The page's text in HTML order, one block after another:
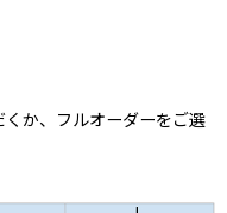
か、フルオーダーをご選